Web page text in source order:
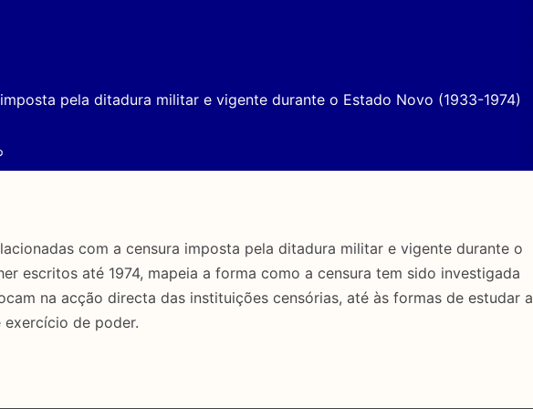
pela ditadura militar e vigente durante o Estado Novo (1933-1974)
com a censura imposta pela ditadura militar e vigente durante o
escritos até 1974, mapeia a forma como a censura tem sido investigada
na acção directa das instituições censórias, até às formas de estudar a
de poder.